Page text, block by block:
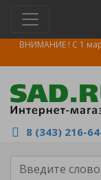
ВНИМАНИЕ ! С 1
8 (343) 216-